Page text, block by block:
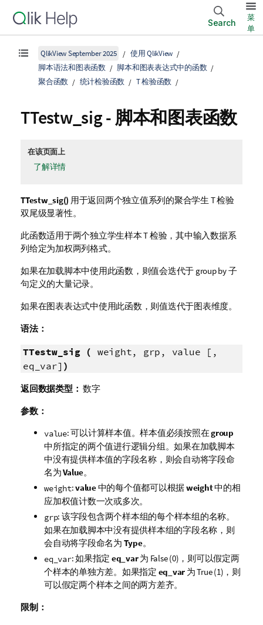
Search
菜
单
QlikView September 2025
使用 QlikView
脚本语法和图表函数
脚本和图表表达式中的函数
聚合函数
统计检验函数 T 检验函数
TTestw_sig- 脚本和图表函数
在该页面上
了解详情
TTestw_sig() 用于返回两个独立值系列的聚合学生 T 检验
双尾级显著性。
此函数适用于两个独立学生样本 T 检验，其中输入数据系
列给定为加权两列格式。
如果在加载脚本中使用此函数，则值会迭代于 group by 子
句定义的大量记录。
如果在图表表达式中使用此函数，则值迭代于图表维度。
语法：
TTestw_sig ( weight, grp, value [,
eq_var] )
返回数据类型： 数字
参数：
value: 可以计算样本值。样本值必须按照在group
中所指定的两个值进行逻辑分组。如果在加载脚本
中没有提供样本值的字段名称，则会自动将字段命
名为Value。
weight:value中的每个值都可以根据weight中的相
应加权值计数一次或多次。
grp: 该字段包含两个样本组的每个样本组的名称。
如果在加载脚本中没有提供样本组的字段名称，则
会自动将字段命名为 Type。
eq_var: 如果指定 eq_var为 False(0)，则可以假定两
个样本的单独方差。如果指定 eq_var 为True(1)，则
可以假定两个样本之间的两方差齐。
限制：